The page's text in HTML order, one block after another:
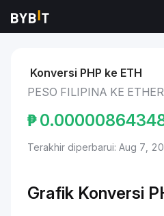
Pasar
Konversi PHP ke ETH
PESO FILIPINA KE
₱
Terakhir diperbarui: Aug 7,
Grafik Konversi